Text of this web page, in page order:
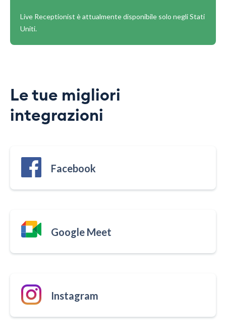
Live Receptionist è attualmente disponibile solo negli Stati
Uniti.
Le tue migliori
integrazioni
Facebook
Google Meet
Instagram